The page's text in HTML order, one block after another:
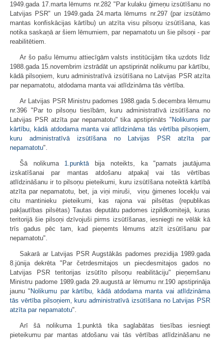
1949.gada 17.marta lēmums nr.282 "Par kulaku ģimeņu izsūtīšanu no
Latvijas PSR" un 1949.gada 24.marta lēmums nr.297 (par izsūtāmo
mantas konfiskācijas kārtību) un atzīta visu pilsoņu izsūtīšana, kas
notika saskaņā ar šiem lēmumiem, par nepamatotu un šie pilsoņi - par
reabilitētiem.
Ar šo pašu lēmumu attiecīgām valsts institūcijām tika uzdots līdz
1988.gada 15.novembrim izstrādāt un apstiprināt nolikumu par kārtību,
kādā pilsoņiem, kuru administratīvā izsūtīšana no Latvijas PSR atzīta
par nepamatotu, atdodama manta vai atlīdzināma tās vērtība.
Ar Latvijas PSR Ministru padomes 1988.gada 5.decembra lēmumu
nr.396 "Par to pilsoņu tiesībām, kuru administratīvā izsūtīšana no
Latvijas PSR atzīta par nepamatotu" tika apstiprināts " Nolikums par
kārtību, kādā atdodama manta vai atlīdzināma tās vērtība pilsoņiem,
kuru administratīvā izsūtīšana no Latvijas PSR atzīta par
nepamatotu".
Šā nolikuma 1.punktābija noteikts, ka "pamats jautājuma
izskatīšanai par mantas atdošanu atpakaļ vai tās vērtības
atlīdzināšanu ir to pilsoņu pieteikumi, kuru izsūtīšana noteiktā kārtībā
atzīta par nepamatotu, bet, ja viņi miruši,  viņu ģimenes locekļu vai
citu mantinieku pieteikumi, kas rajona vai pilsētas (republikas
pakļautības pilsētas) Tautas deputātu padomes izpildkomitejā, kuras
teritorijā šie pilsoņi dzīvojuši pirms izsūtīšanas, iesniegti ne vēlāk kā
trīs gadus pēc tam, kad pieņemts lēmums atzīt izsūtīšanu par
nepamatotu".
Sakarā ar Latvijas PSR Augstākās padomes prezidija 1989.gada
8.jūnija dekrēta "Par četrdesmitajos un piecdesmitajos gados no
Latvijas PSR teritorijas izsūtīto pilsoņu reabilitāciju" pieņemšanu
Ministru padome 1989.gada 29.augustā ar lēmumu nr.190 apstiprināja
jaunu " Nolikumu par kārtību, kādā atdodama manta vai atlīdzināma
tās vērtība pilsoņiem, kuru administratīvā izsūtīšana no Latvijas PSR
atzīta par nepamatotu".
Arī šā nolikuma 1.punktā tika saglabātas tiesības iesniegt
pieteikumu par mantas atdošanu vai tās vērtības atlīdzināšanu ne